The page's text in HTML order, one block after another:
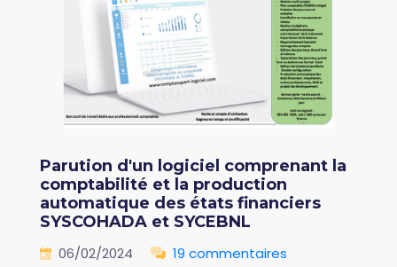
Parution d'un logiciel comprenant la
comptabilité et la production
automatique des états financiers
SYSCOHADA et SYCEBNL
06/02/2024
19 commentaires